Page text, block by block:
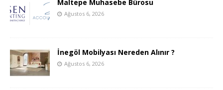
Maltepe Muhasebe Bürosu
Ağustos 6, 2026
İnegöl Mobilyası Nereden Alınır ?
Ağustos 6, 2026